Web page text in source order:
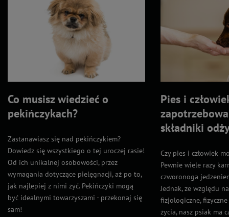
Co musisz wiedzieć o
pekińczykach?
Zastanawiasz się nad pekińczykiem?
Dowiedz się wszystkiego o tej uroczej rasie!
Od ich unikalnej osobowości, przez
wymagania dotyczące pielęgnacji, aż po to,
jak najlepiej z nimi żyć. Pekińczyki mogą
być idealnymi towarzyszami - przekonaj się
sam!
Pies i
składniki
Czy pies i człowiek
Pewnie wiele razy
czworonoga
Jednak, ze względu
fizjologiczne,
życia, nasz psiak ma